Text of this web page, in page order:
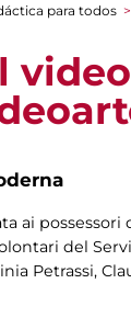
para todos >
ai possessori
del
Petrassi,